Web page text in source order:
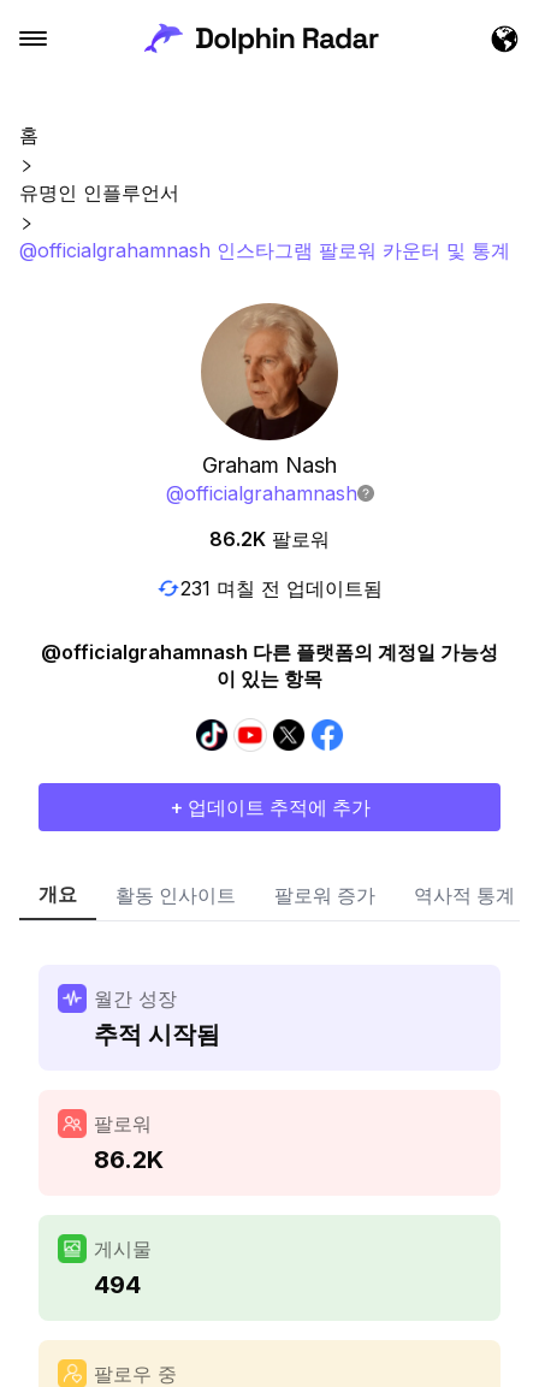
홈
유명인 인플루언서
@officialgrahamnash 인스타그램 팔로워 카운터 및 통계
Graham Nash
@officialgrahamnash
86.2K 팔로워
231 며칠 전 업데이트됨
@officialgrahamnash 다른 플랫폼의 계정일 가능성
이 있는 항목
+ 업데이트 추적에 추가
개요 활동 인사이트 팔로워 증가 역사적 통계
월간 성장
추적 시작됨
팔로워
86.2K
게시물
494
팔로우 중